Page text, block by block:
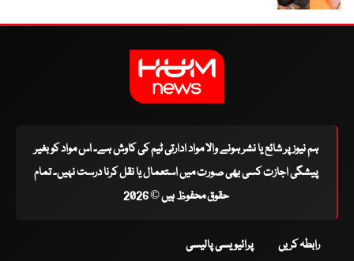
ہم نیوز پر شائع یا نشر ہونے والا مواد ادارتی ٹیم کی کاوش ہے۔ اس مواد کو بغیر
پیشگی اجازت کسی بھی صورت میں استعمال یا نقل کرنا درست نہیں۔ تمام
حقوق محفوظ ہیں © 2026
رابطہ کریں پرائیویسی پالیسی